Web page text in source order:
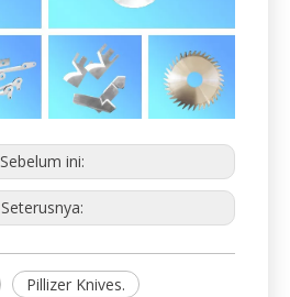
Sebelum ini:
Seterusnya:
Pillizer Knives.